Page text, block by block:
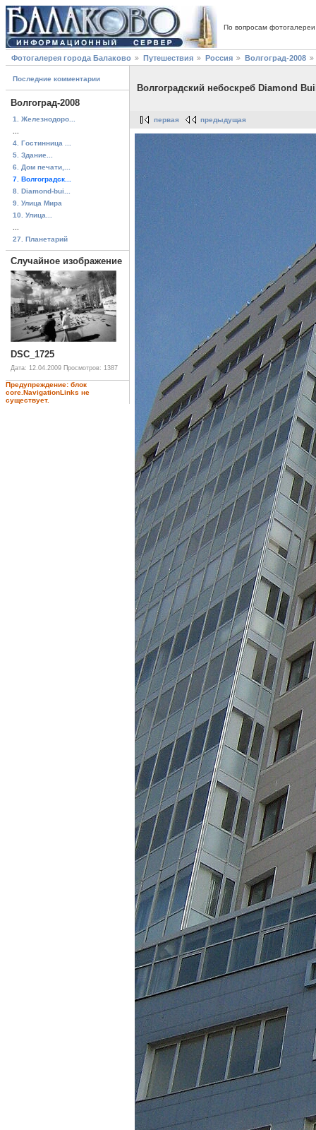
По вопросам
Фотогалерея города Балаково Путешествия Россия Волгоград-2008
Последние комментарии
Волгоград-2008
1. Железнодоро...
4. Гостинница ...
5. Здание...
6. Дом печати,...
7. Волгоградск...
8. Diamond-bui...
9. Улица Мира
10. Улица...
27. Планетарий
Случайное изображение
DSC_1725
Дата: 12.04.2009 Просмотров: 1387
Предупреждение: блок
core.NavigationLinks не
существует.
Волгоградский небоскреб Diamond
первая предыдущая